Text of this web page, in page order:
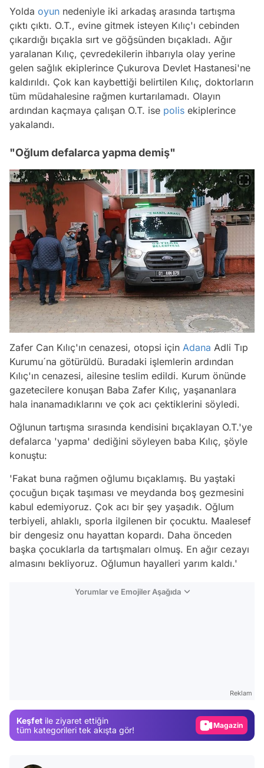
Yolda oyun nedeniyle iki arkadaş arasında tartışma
çıktı çıktı. O.T., evine gitmek isteyen Kılıç'ı cebinden
çıkardığı bıçakla sırt ve göğsünden bıçakladı. Ağır
yaralanan Kılıç, çevredekilerin ihbarıyla olay yerine
gelen sağlık ekiplerince Çukurova Devlet Hastanesi'ne
kaldırıldı. Çok kan kaybettiği belirtilen Kılıç, doktorların
tüm müdahalesine rağmen kurtarılamadı. Olayın
ardından kaçmaya çalışan O.T. ise polis ekiplerince
yakalandı.
"Oğlum defalarca yapma demiş"
Zafer Can Kılıç'ın cenazesi, otopsi için Adana Adli Tıp
Kurumu´na götürüldü. Buradaki işlemlerin ardından
Kılıç'ın cenazesi, ailesine teslim edildi. Kurum önünde
gazetecilere konuşan Baba Zafer Kılıç, yaşananlara
hala inanamadıklarını ve çok acı çektiklerini söyledi.
Oğlunun tartışma sırasında kendisini bıçaklayan O.T.'ye
defalarca 'yapma' dediğini söyleyen baba Kılıç, şöyle
konuştu:
'Fakat buna rağmen oğlumu bıçaklamış. Bu yaştaki
çocuğun bıçak taşıması ve meydanda boş gezmesini
kabul edemiyoruz. Çok acı bir şey yaşadık. Oğlum
terbiyeli, ahlaklı, sporla ilgilenen bir çocuktu. Maalesef
bir dengesiz onu hayattan kopardı. Daha önceden
başka çocuklarla da tartışmaları olmuş. En ağır cezayı
almasını bekliyoruz. Oğlumun hayalleri yarım kaldı.'
Yorumlar ve Emojiler Aşağıda
Reklam
Keşfet ile ziyaret ettiğin
tüm kategorileri tek akışta gör!
Magazin